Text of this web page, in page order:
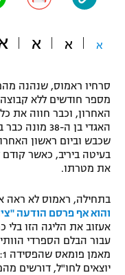
תקנון משתתפים
תקנון עבור פעילות
תקנון עבור פעילות ספורט 1 –
טניס
גיימינג E-Sports
תנאי שימוש
מדיניות פרטיות
כדורמים
פוטבול אמריקאי NFL
בייסבול MLB
ספורט אתגרי
אומנויות לחימה
גיימינג E-Sports
א א א
סרחיו ראמוס, שנהנה
מספר חודשים ללא קבוצה
האחרון, וכבר חווה את
האגדי בן ה-
שכבש וביום ראשון
בעיטה ביריב, כאשר
את מטרתו.
בתחילה, ראמוס לא ראה
והוא אף פרסם הודעה
אעזוב את הליגה הזו
עבור הבלם הספרדי
יוצאים לחו"ל, דורשים